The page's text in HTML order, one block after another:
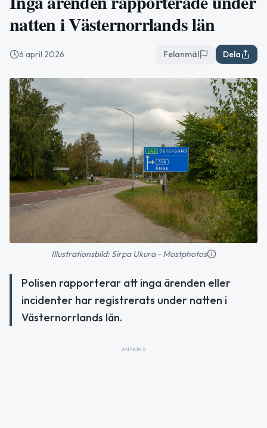
natten i Västernorrlands län
6 april 2026 Felanmäl Dela
Illustrationsbild: Sirpa Ukura - Mostphotos
Polisen rapporterar att inga ärenden eller
incidenter har registrerats under natten i
Västernorrlands län.
ANNONS